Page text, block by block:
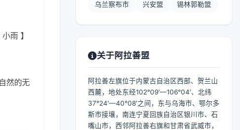
雨 】
然的无
乌兰察布市 兴安盟 锡林郭勒盟
关于阿拉善盟
阿拉善左旗位于内蒙古自治区西部、贺兰山
西麓，地处东经102°09′—106°04′、北纬
37°24′—40°08′之间，东与乌海市、鄂尔多
斯市接壤，南连宁夏回族自治区银川市、石
嘴山市，西邻阿拉善右旗和甘肃省武威市，